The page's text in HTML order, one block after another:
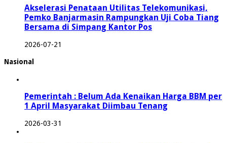
Akselerasi Penataan Utilitas Telekomunikasi,
Pemko Banjarmasin Rampungkan Uji Coba Tiang
Bersama di Simpang Kantor Pos
2026-07-21
Nasional
Pemerintah : Belum Ada Kenaikan Harga BBM per
1 April Masyarakat Diimbau Tenang
2026-03-31